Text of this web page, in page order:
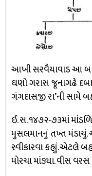
આખી સરવૈયાવાડ આ
ઘણો ગરાસ જૂનાગઢે
ગંગદાસજી રા’ની સામે
ઈ. સ. ૧૪૭૨-૭૩માં
મુસલમાનનું તખ્ત
સ્વીકારવા કહ્યું. એટલે
મોરચા માંડ્યા. વીસ